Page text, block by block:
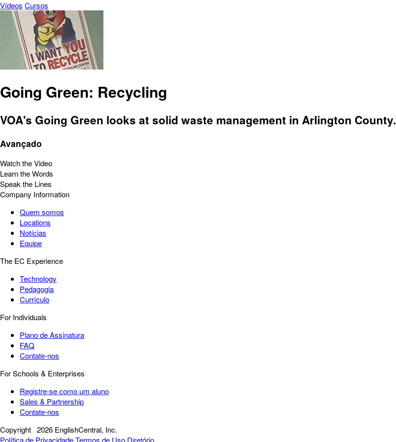
Vídeos Cursos
Going Green: Recycling
VOA's Going Green looks at solid waste management in Arlington County.
Avançado
Watch the Video
Learn the Words
Speak the Lines
Company Information
Quem somos
Locations
Notícias
Equipe
The EC Experience
Technology
Pedagogia
Currículo
For Individuals
Plano de Assinatura
FAQ
Contate-nos
For Schools & Enterprises
Registre-se como um aluno
Sales & Partnership
Contate-nos
Copyright 2026 EnglishCentral, Inc.